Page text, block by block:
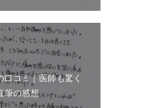
コミ｜医師も驚く
筆の感想